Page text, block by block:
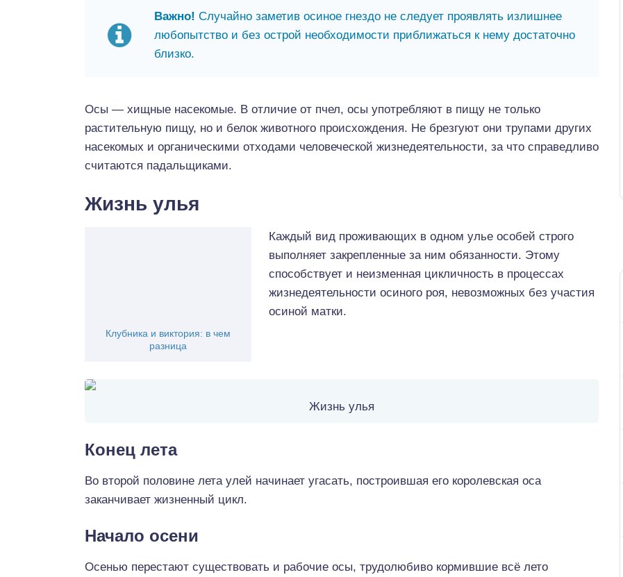
Важно! Случайно заметив осиное гнездо не следует проявлять излишнее
любопытство и без острой необходимости приближаться к нему достаточно
близко.
Осы — хищные насекомые. В отличие от пчел, осы употребляют в пищу не только
растительную пищу, но и белок животного происхождения. Не брезгуют они трупами других
насекомых и органическими отходами человеческой жизнедеятельности, за что справедливо
считаются падальщиками.
Жизнь улья
Клубника и виктория: в чем
разница
Каждый вид проживающих в одном улье особей строго
выполняет закрепленные за ним обязанности. Этому
способствует и неизменная цикличность в процессах
жизнедеятельности осиного роя, невозможных без участия
осиной матки.
Жизнь улья
Конец лета
Во второй половине лета улей начинает угасать, построившая его королевская оса
заканчивает жизненный цикл.
Начало осени
Осенью перестают существовать и рабочие осы, трудолюбиво кормившие всё лето